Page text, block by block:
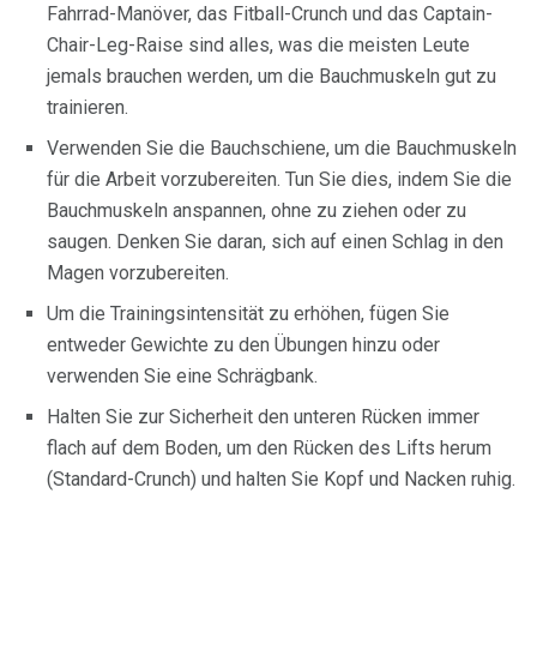
Fahrrad-Manöver, das Fitball-Crunch und das Captain-
Chair-Leg-Raise sind alles, was die meisten Leute
jemals brauchen werden, um die Bauchmuskeln gut zu
trainieren.
Verwenden Sie die Bauchschiene, um die Bauchmuskeln
für die Arbeit vorzubereiten. Tun Sie dies, indem Sie die
Bauchmuskeln anspannen, ohne zu ziehen oder zu
saugen. Denken Sie daran, sich auf einen Schlag in den
Magen vorzubereiten.
Um die Trainingsintensität zu erhöhen, fügen Sie
entweder Gewichte zu den Übungen hinzu oder
verwenden Sie eine Schrägbank.
Halten Sie zur Sicherheit den unteren Rücken immer
flach auf dem Boden, um den Rücken des Lifts herum
(Standard-Crunch) und halten Sie Kopf und Nacken ruhig.